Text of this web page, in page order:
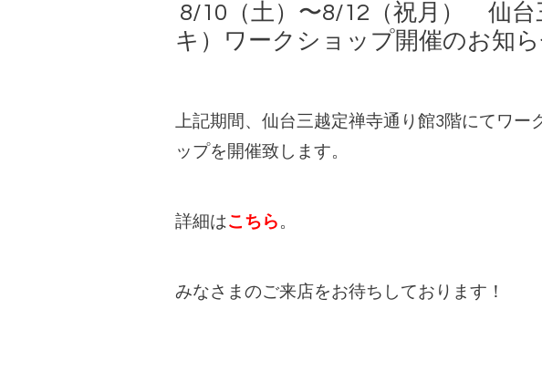
8/10（土）〜8/12（祝月） 仙
キ）ワークショップ開催のお知
上記期間、仙台三越定禅寺通り館3階にてワー
ップを開催致します。
詳細はこちら 。
みなさまのご来店をお待ちしております！